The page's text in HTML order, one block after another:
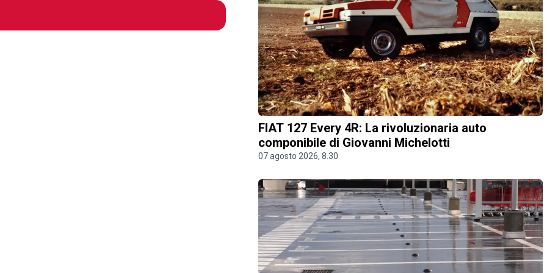
FIAT 127 Every 4R: La rivoluzionaria auto
componibile di Giovanni Michelotti
07 agosto 2026, 8.30